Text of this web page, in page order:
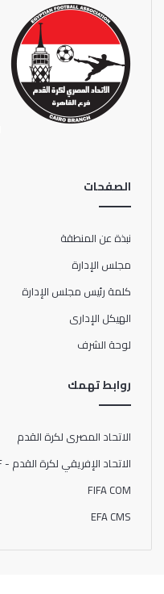
الصفحات
نبذة عن المنطقة
مجلس الإدارة
كلمة رئيس مجلس الإدارة
الهيكل الإدارى
لوحة الشرف
روابط تهمك
الاتحاد المصرى لكرة القدم
الاتحاد الإفريقي لكرة القدم - CAF
FIFA COM
EFA CMS